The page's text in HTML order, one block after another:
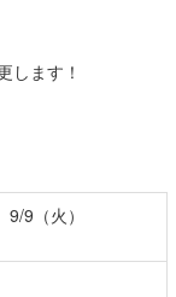
します！
9/9（火）